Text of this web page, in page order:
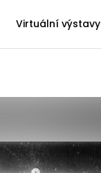
Virtuální výstavy